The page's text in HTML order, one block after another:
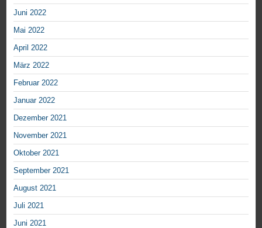
Juni 2022
Mai 2022
April 2022
März 2022
Februar 2022
Januar 2022
Dezember 2021
November 2021
Oktober 2021
September 2021
August 2021
Juli 2021
Juni 2021